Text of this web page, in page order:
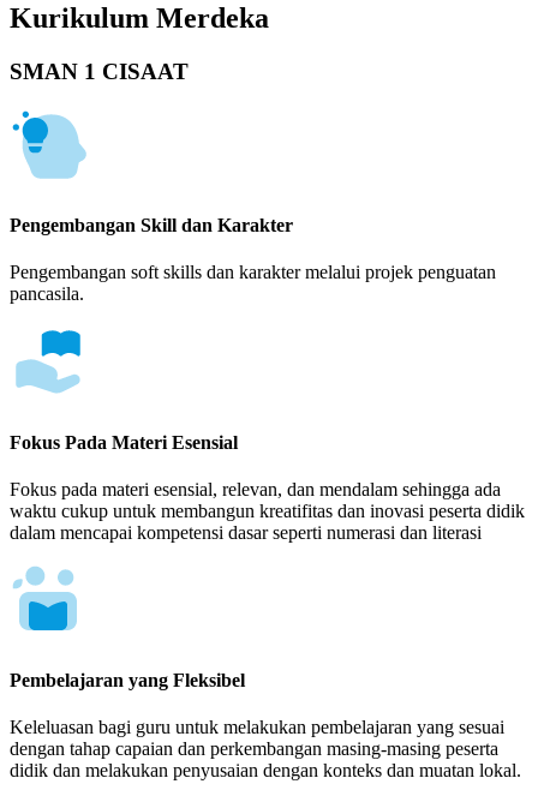
Kurikulum Merdeka
SMAN 1 CISAAT
Pengembangan Skill dan Karakter
Pengembangan soft skills dan karakter melalui projek penguatan
pancasila.
Fokus Pada Materi Esensial
Fokus pada materi esensial, relevan, dan mendalam sehingga ada
waktu cukup untuk membangun kreatifitas dan inovasi peserta didik
dalam mencapai kompetensi dasar seperti numerasi dan literasi
Pembelajaran yang Fleksibel
Keleluasan bagi guru untuk melakukan pembelajaran yang sesuai
dengan tahap capaian dan perkembangan masing-masing peserta
didik dan melakukan penyusaian dengan konteks dan muatan lokal.